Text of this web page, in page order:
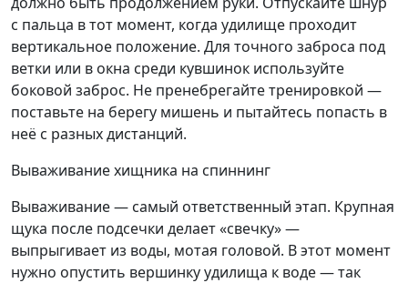
с пальца в тот момент, когда удилище проходит
вертикальное положение. Для точного заброса под
ветки или в окна среди кувшинок используйте
боковой заброс. Не пренебрегайте тренировкой —
поставьте на берегу мишень и пытайтесь попасть в
неё с разных дистанций.
Вываживание хищника на спиннинг
Вываживание — самый ответственный этап. Крупная
щука после подсечки делает «свечку» —
выпрыгивает из воды, мотая головой. В этот момент
нужно опустить вершинку удилища к воде — так